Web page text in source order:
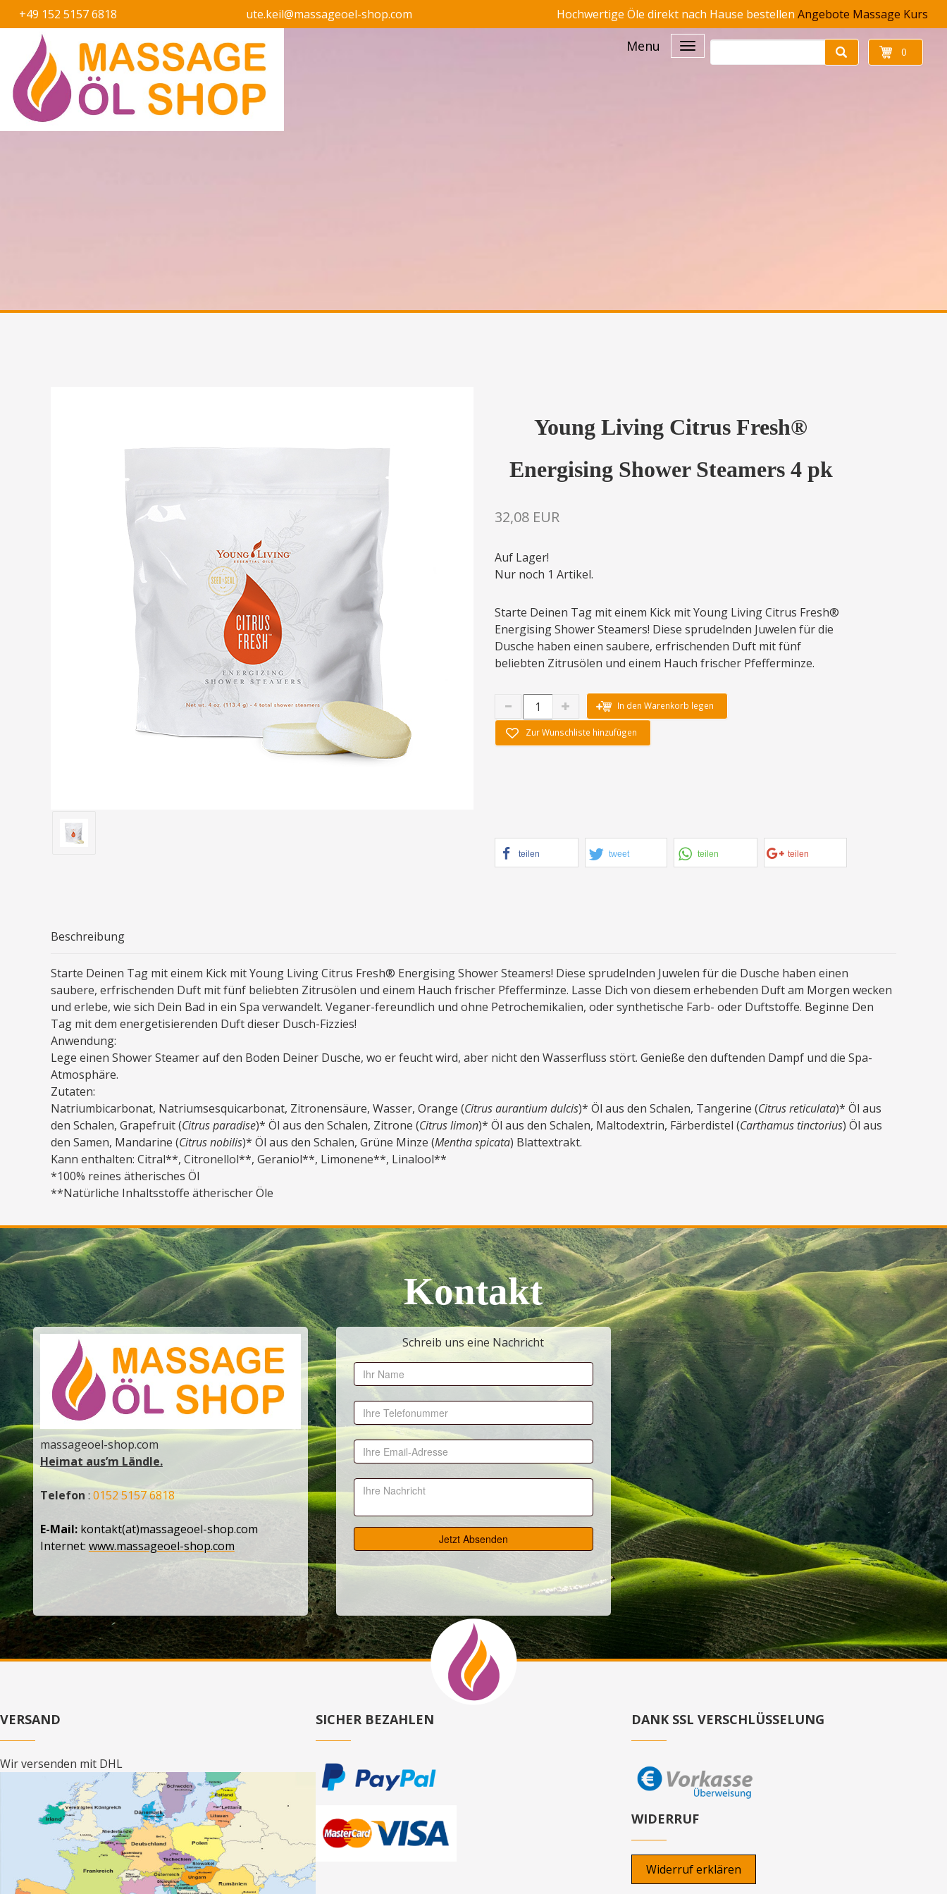
+49 152 5157 6818 ute.keil@massageoel-shop.com Hochwertige Öle direkt nach Hause bestellenAngebote Massage Kurs
Menu 0
Young Living Citrus Fresh®
Energising Shower Steamers 4 pk
32,08 EUR
Auf Lager!
Nur noch 1 Artikel.
Starte Deinen Tag mit einem Kick mit Young Living Citrus Fresh®
Energising Shower Steamers! Diese sprudelnden Juwelen für die
Dusche haben einen saubere, erfrischenden Duft mit fünf
beliebten Zitrusölen und einem Hauch frischer Pfefferminze.
In den Warenkorb legen
Zur Wunschliste hinzufügen
teilen tweet teilen teilen
Beschreibung
Starte Deinen Tag mit einem Kick mit Young Living Citrus Fresh® Energising Shower Steamers! Diese sprudelnden Juwelen für die Dusche haben einen
saubere, erfrischenden Duft mit fünf beliebten Zitrusölen und einem Hauch frischer Pfefferminze. Lasse Dich von diesem erhebenden Duft am Morgen wecken
und erlebe, wie sich Dein Bad in ein Spa verwandelt. Veganer-fereundlich und ohne Petrochemikalien, oder synthetische Farb- oder Duftstoffe. Beginne Den
Tag mit dem energetisierenden Duft dieser Dusch-Fizzies!
Anwendung:
Lege einen Shower Steamer auf den Boden Deiner Dusche, wo er feucht wird, aber nicht den Wasserfluss stört. Genieße den duftenden Dampf und die Spa-
Atmosphäre.
Zutaten:
Natriumbicarbonat, Natriumsesquicarbonat, Zitronensäure, Wasser, Orange (Citrus aurantium dulcis)* Öl aus den Schalen, Tangerine (Citrus reticulata)* Öl aus
den Schalen, Grapefruit (Citrus paradise)* Öl aus den Schalen, Zitrone (Citrus limon)* Öl aus den Schalen, Maltodextrin, Färberdistel (Carthamus tinctorius) Öl aus
den Samen, Mandarine (Citrus nobilis)* Öl aus den Schalen, Grüne Minze (Mentha spicata) Blattextrakt.
Kann enthalten: Citral**, Citronellol**, Geraniol**, Limonene**, Linalool**
*100% reines ätherisches Öl
**Natürliche Inhaltsstoffe ätherischer Öle
massageoel-shop.com
Heimat aus’m Ländle.
Telefon : 0152 5157 6818
E-Mail: kontakt(at)massageoel-shop.com
Internet: www.massageoel-shop.com
Kontakt
Schreib uns eine Nachricht
VERSAND
Wir versenden mit DHL
SICHER BEZAHLEN DANK SSL VERSCHLÜSSELUNG
WIDERRUF
Widerruf erklären